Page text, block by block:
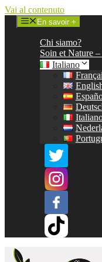
Vai al contenuto
En savoir +
Chi siamo?
Soin et Nature
Italiano